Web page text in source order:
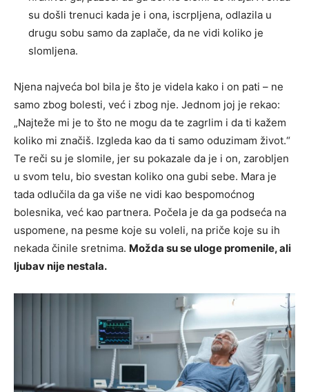
su došli trenuci kada je i ona, iscrpljena, odlazila u
drugu sobu samo da zaplače, da ne vidi koliko je
slomljena.
Njena najveća bol bila je što je videla kako i on pati – ne
samo zbog bolesti, već i zbog nje. Jednom joj je rekao:
„Najteže mi je to što ne mogu da te zagrlim i da ti kažem
koliko mi značiš. Izgleda kao da ti samo oduzimam život.“
Te reči su je slomile, jer su pokazale da je i on, zarobljen
u svom telu, bio svestan koliko ona gubi sebe. Mara je
tada odlučila da ga više ne vidi kao bespomoćnog
bolesnika, već kao partnera. Počela je da ga podseća na
uspomene, na pesme koje su voleli, na priče koje su ih
nekada činile sretnima. Možda su se uloge promenile, ali
ljubav nije nestala.